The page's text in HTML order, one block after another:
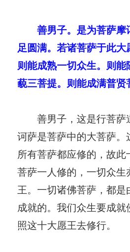
善男子。是为菩萨
足圆满。若诸菩萨于此大
则能成熟一切众生。则
藐三菩提。则能成满普贤
善男子，这是行菩萨
诃萨是菩萨中的大菩萨。
所有菩萨都应修的，故
菩萨一人修的，一切众
王。一切诸佛菩萨，都是
成就的。我们众生要成
照这十大愿王去修行。